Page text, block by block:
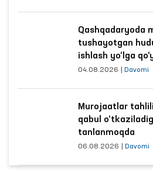
Qashqadaryoda
tushayotgan
ishlash yo‘lga
04.08.2026 Davomi
Murojaatlar
qabul
tanlanmoqda
06.08.2026 Davomi